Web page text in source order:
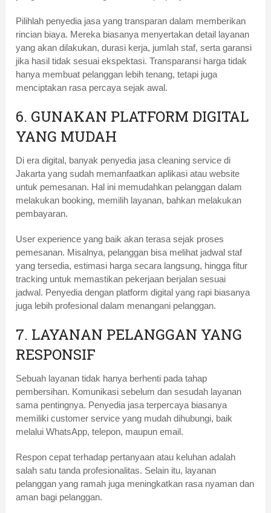
Pilihlah penyedia jasa yang transparan dalam memberikan
rincian biaya. Mereka biasanya menyertakan detail layanan
yang akan dilakukan, durasi kerja, jumlah staf, serta garansi
jika hasil tidak sesuai ekspektasi. Transparansi harga tidak
hanya membuat pelanggan lebih tenang, tetapi juga
menciptakan rasa percaya sejak awal.
6. GUNAKAN PLATFORM DIGITAL
YANG MUDAH
Di era digital, banyak penyedia jasa cleaning service di
Jakarta yang sudah memanfaatkan aplikasi atau website
untuk pemesanan. Hal ini memudahkan pelanggan dalam
melakukan booking, memilih layanan, bahkan melakukan
pembayaran.
User experience yang baik akan terasa sejak proses
pemesanan. Misalnya, pelanggan bisa melihat jadwal staf
yang tersedia, estimasi harga secara langsung, hingga fitur
tracking untuk memastikan pekerjaan berjalan sesuai
jadwal. Penyedia dengan platform digital yang rapi biasanya
juga lebih profesional dalam menangani pelanggan.
7. LAYANAN PELANGGAN YANG
RESPONSIF
Sebuah layanan tidak hanya berhenti pada tahap
pembersihan. Komunikasi sebelum dan sesudah layanan
sama pentingnya. Penyedia jasa terpercaya biasanya
memiliki customer service yang mudah dihubungi, baik
melalui WhatsApp, telepon, maupun email.
Respon cepat terhadap pertanyaan atau keluhan adalah
salah satu tanda profesionalitas. Selain itu, layanan
pelanggan yang ramah juga meningkatkan rasa nyaman dan
aman bagi pelanggan.